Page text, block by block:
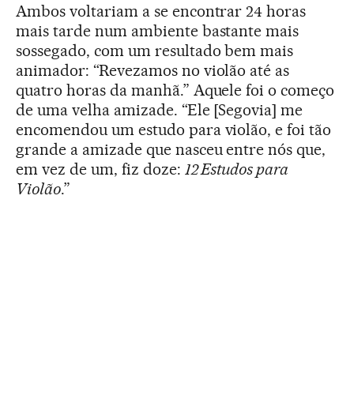
Ambos voltariam a se encontrar 24 horas
mais tarde num ambiente bastante mais
sossegado, com um resultado bem mais
animador: “Revezamos no violão até as
quatro horas da manhã.” Aquele foi o começo
de uma velha amizade. “Ele [Segovia] me
encomendou um estudo para violão, e foi tão
grande a amizade que nasceu entre nós que,
em vez de um, fiz doze: 12 Estudos para
Violão.”